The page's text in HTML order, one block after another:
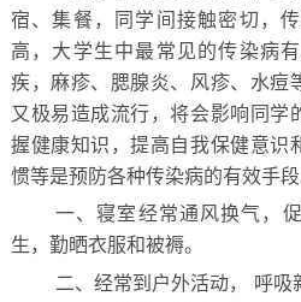
宿、集餐，同学间接触密切，
高，大学生中最常见的传染病
疾，麻疹、腮腺炎、风疹、水痘
又极易造成流行，将会影响同学
握健康知识，提高自我保健意识
惯等是预防各种传染病的有效手段
一、寝室经常通风换气，
生，勤晒衣服和被褥。
二、 经常到户外活动，
呼吸